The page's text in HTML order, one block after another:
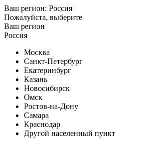
Ваш регион: Россия
Пожалуйста, выберите
Ваш регион
Россия
Москва
Санкт-Петербург
Екатеринбург
Казань
Новосибирск
Омск
Ростов-на-Дону
Самара
Краснодар
Другой населенный пункт